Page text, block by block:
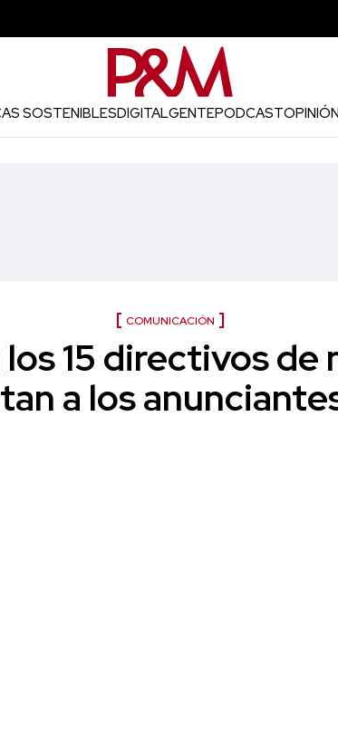
SOSTENIBLESDIGITALGENTEPODCASTOPINIÓN
COMUNICACIÓN
15 directivos de
a los